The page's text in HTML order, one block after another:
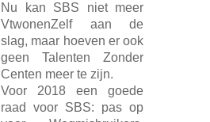
Nu kan SBS niet meer
VtwonenZelf aan de
slag, maar hoeven er ook
geen Talenten Zonder
Centen meer te zijn.
Voor 2018 een goede
raad voor SBS: pas op